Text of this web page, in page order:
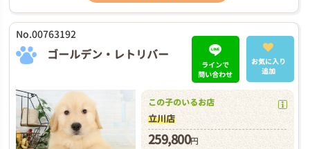
No.00763192
ゴールデン・レトリバー
ラインで
問い合わせ
お気に入り
追加
この子のいるお店
立川店
259,800円